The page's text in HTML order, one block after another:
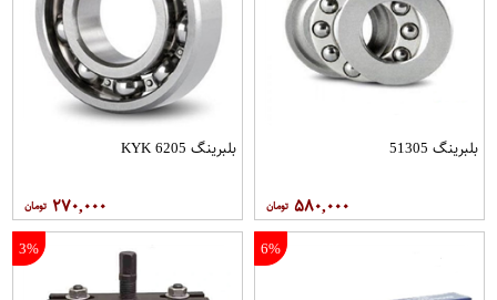
بلبرینگ 51305
۵۸۰,۰۰۰
بلبرینگ 6205 KYK
۲۷۰,۰۰۰
6%
3%